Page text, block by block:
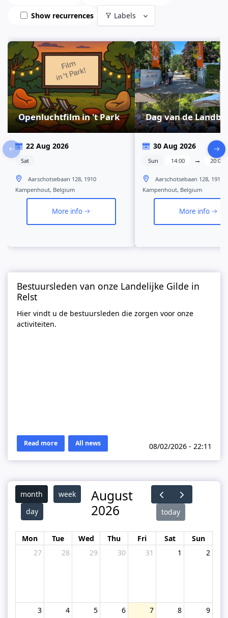
Show recurrences
Labels
Openluchtfilm in 't Park
22 Aug 2026
Sat
Aarschotsebaan 128, 1910
Kampenhout, Belgium
More info
Dag van de
30 Aug 2026
Sun 14:00 → 20:00
Aarschotsebaan 128, 1910
Kampenhout, Belgium
More info
Bestuursleden van onze Landelijke Gilde in
Relst
Hier vindt u de bestuursleden die zorgen voor onze
activiteiten.
Read more All news 08/02/2026 - 22:11
month
week
day
August
2026
today
Mon Tue Wed Thu Fri Sat
Sun
27
28 29 30 31 1 2
3 4 5 6 7 8 9